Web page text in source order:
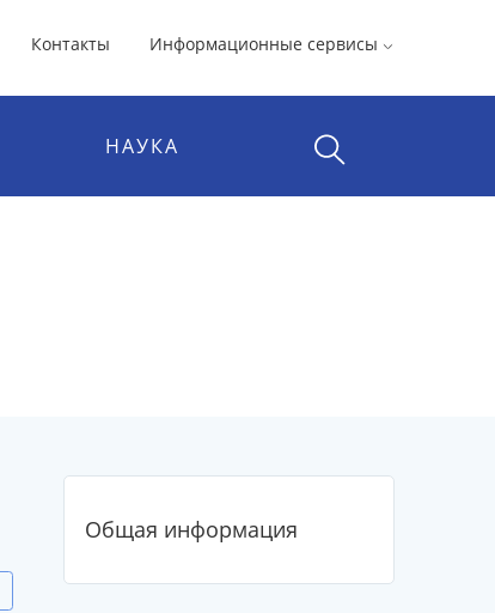
Контакты Информационные сервисы
НАУКА
Общая информация